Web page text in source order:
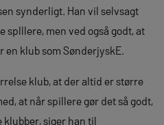
synderligt. Han vil selvsagt
splllere, men ved også godt, at
klub som SønderjyskE.
klub, at der altid er større
at når spillere gør det så godt,
klubber, siger han til